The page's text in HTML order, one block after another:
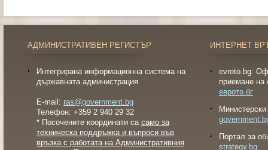
АДМИНИСТРАТИВЕН РЕГИСТЪР
Интегрирана информационна система на
държавната администрация
E-mail: ras@government.bg
Телефон: +359 2 940 29 32
* Посочените координати са само за
техническа поддръжка и въпроси във
връзка с работата на Административния
ИНТЕРНЕТ
evroto.bg:
приемане на
еврото.бг
Портал за
strategy.bg